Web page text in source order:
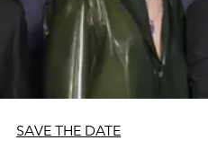
SAVE THE DATE